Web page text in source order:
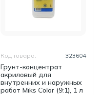
Грунт-концентрат
акриловый для
внутренних и наружных
работ Miks Color (9:1), 1 л
Код товара: 323604